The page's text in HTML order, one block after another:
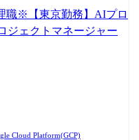
機評価・使いこなし(ハード/
エア)) ※専門性や適
る業務への配置転換を命じる
ためのEDAツール全般
職※【東京勤務】AIプロ
ジェクトマネージャー
Cloud Platform(GCP)